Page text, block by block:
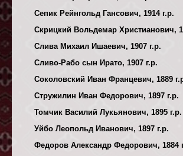
Сепик Рейнгольд Гансович, 1914 г.р.
Скрицкий Вольдемар Христианович,
Слива Михаил Ишаевич, 1907 г.р.
Сливо-Рабо сын Ирато, 1907 г.р.
Соколовский Иван Францевич, 1889
Стружилин Иван Федорович, 1897 г.р.
Томчик Василий Лукьянович, 1895 г.р.
Уйбо Леопольд Иванович, 1897 г.р.
Федоров Александр Федорович, 1884